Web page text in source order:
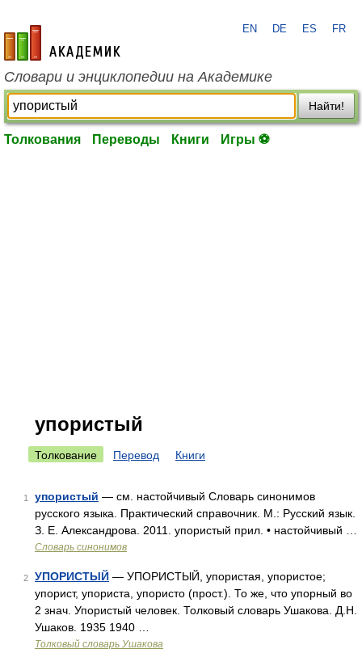
academic.ru
EN DE ES FR
Словари и энциклопедии на Академике
Найти!
Толкования Переводы Книги Игры ⚽
упористый
Толкование Перевод Книги
1 упористый — см. настойчивый Словарь синонимов
русского языка. Практический справочник. М.: Русский язык.
З. Е. Александрова. 2011. упористый прил. • настойчивый …
Словарь синонимов
2 УПОРИСТЫЙ — УПОРИСТЫЙ, упористая, упористое;
упорист, упориста, упористо (прост.). То же, что упорный во
2 знач. Упористый человек. Толковый словарь Ушакова. Д.Н.
Ушаков. 1935 1940 …
Толковый словарь Ушакова